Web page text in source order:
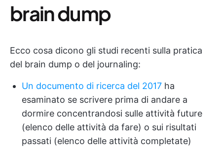
brain dump
Ecco cosa dicono gli studi recenti sulla pratica
del brain dump o del journaling:
Un documento di ricerca del 2017 ha
esaminato se scrivere prima di andare a
dormire concentrandosi sulle attività future
(elenco delle attività da fare) o sui risultati
passati (elenco delle attività completate)